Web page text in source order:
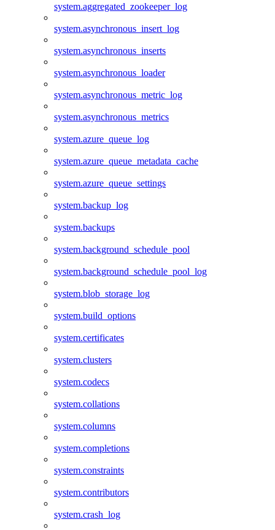
system.aggregated_zookeeper_log
system.asynchronous_insert_log
system.asynchronous_inserts
system.asynchronous_loader
system.asynchronous_metric_log
system.asynchronous_metrics
system.azure_queue_log
system.azure_queue_metadata_cache
system.azure_queue_settings
system.backup_log
system.backups
system.background_schedule_pool
system.background_schedule_pool_log
system.blob_storage_log
system.build_options
system.certificates
system.clusters
system.codecs
system.collations
system.columns
system.completions
system.constraints
system.contributors
system.crash_log